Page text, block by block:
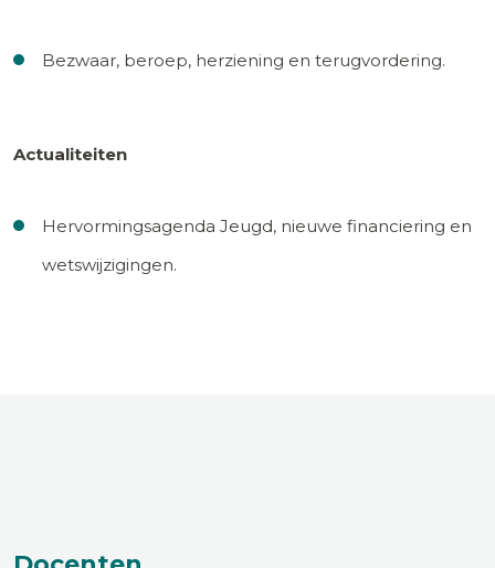
Bezwaar, beroep, herziening en terugvordering.
Actualiteiten
Hervormingsagenda Jeugd, nieuwe financiering en
wetswijzigingen.